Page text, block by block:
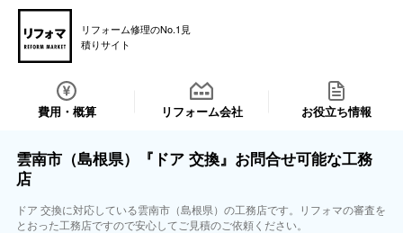
リフォーム修理のNo.1見
積りサイト
費用・概算 リフォーム会社 お役立ち情報
雲南市（島根県）『ドア 交換』お問合せ可能な工務
店
ドア 交換に対応している雲南市（島根県）の工務店です。リフォマの審査を
とおった工務店ですので安心してご見積のご依頼ください。